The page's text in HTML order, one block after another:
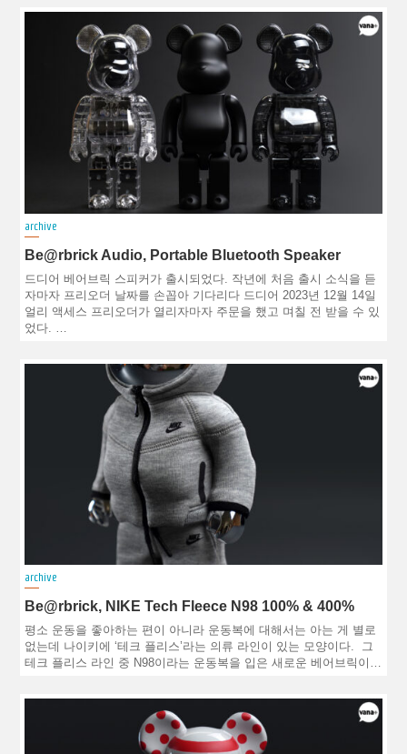
archive
Be@rbrick Audio, Portable Bluetooth Speaker
드디어 베어브릭 스피커가 출시되었다. 작년에 처음 출시 소식을 듣
자마자 프리오더 날짜를 손꼽아 기다리다 드디어 2023년 12월 14일
얼리 액세스 프리오더가 열리자마자 주문을 했고 며칠 전 받을 수 있
었다. …
archive
Be@rbrick, NIKE Tech Fleece N98 100% & 400%
평소 운동을 좋아하는 편이 아니라 운동복에 대해서는 아는 게 별로
없는데 나이키에 ‘테크 플리스’라는 의류 라인이 있는 모양이다. 그
테크 플리스 라인 중 N98이라는 운동복을 입은 새로운 베어브릭이…